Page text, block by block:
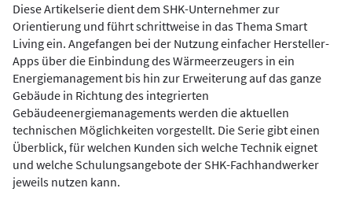
Diese Artikelserie dient dem SHK-Unternehmer zur
Orientierung und führt schrittweise in das Thema Smart
Living ein. Angefangen bei der Nutzung einfacher Hersteller-
Apps über die Einbindung des Wärmeerzeugers in ein
Energiemanagement bis hin zur Erweiterung auf das ganze
Gebäude in Richtung des integrierten
Gebäudeenergiemanagements werden die aktuellen
technischen Möglichkeiten vorgestellt. Die Serie gibt einen
Überblick, für welchen Kunden sich welche Technik eignet
und welche Schulungsangebote der SHK-Fachhandwerker
jeweils nutzen kann.